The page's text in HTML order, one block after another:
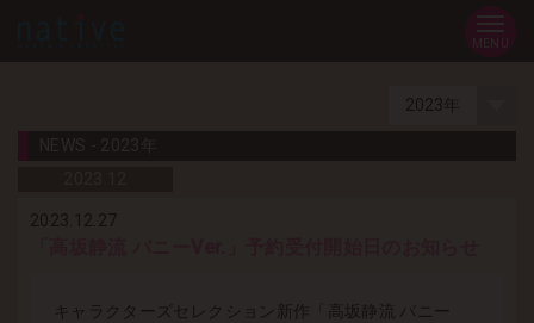
2023.12.27
キャラクターズセレクション新作「高坂静流 バニー